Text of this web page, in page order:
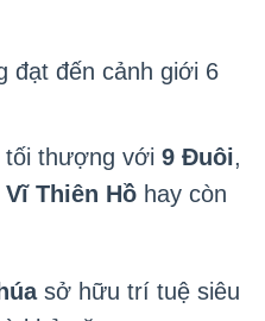
đạt đến cảnh giới 6
tối thượng với 9 Đuôi,
Thiên Hồhay còn
sở hữu trí tuệ siêu